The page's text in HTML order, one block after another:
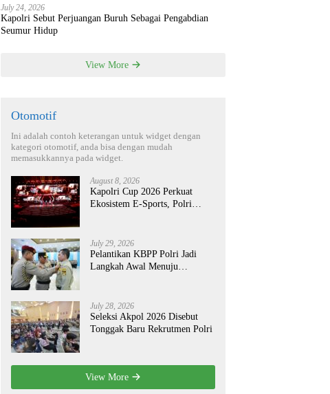
July 24, 2026
Kapolri Sebut Perjuangan Buruh Sebagai Pengabdian
Seumur Hidup
View More
Otomotif
Ini adalah contoh keterangan untuk widget dengan
kategori otomotif, anda bisa dengan mudah
memasukkannya pada widget.
August 8, 2026
Kapolri Cup 2026 Perkuat
Ekosistem E-Sports, Polri
July 29, 2026
Pelantikan KBPP Polri Jadi
Langkah Awal Menuju
July 28, 2026
Seleksi Akpol 2026 Disebut
Tonggak Baru Rekrutmen Polri
View More